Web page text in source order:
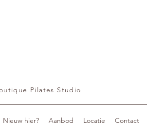
Pilates Studio
Nieuw hier? Aanbod Locatie Contact